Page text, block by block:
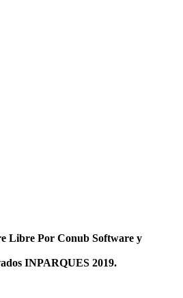
Libre Por Conub Software y
INPARQUES 2019.